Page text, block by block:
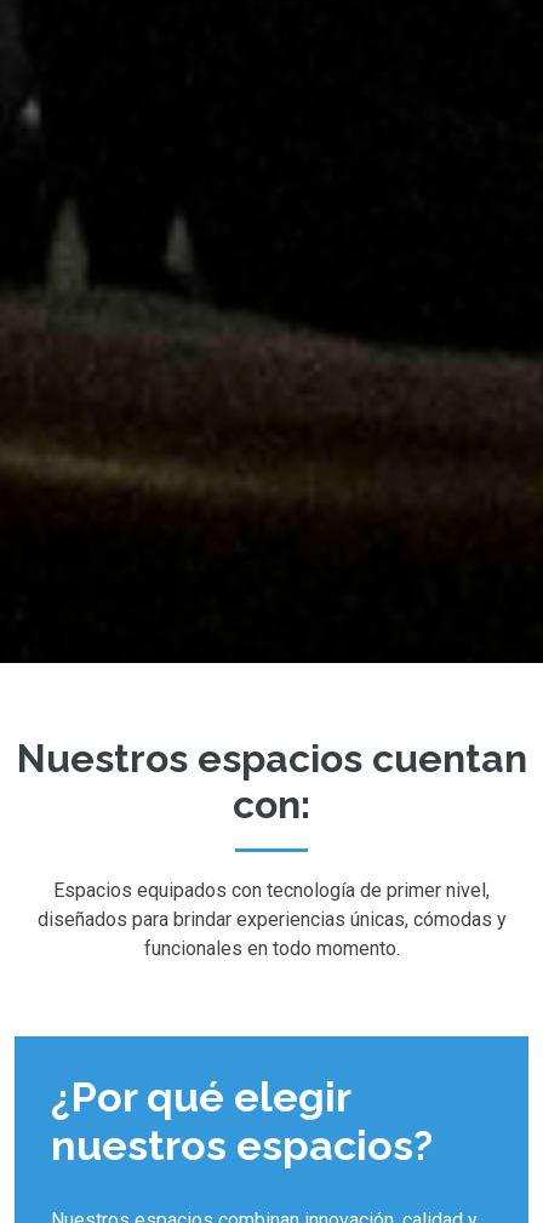
Nuestros espacios cuentan
con:
Espacios equipados con tecnología de primer nivel,
diseñados para brindar experiencias únicas, cómodas y
funcionales en todo momento.
¿Por qué elegir
nuestros espacios?